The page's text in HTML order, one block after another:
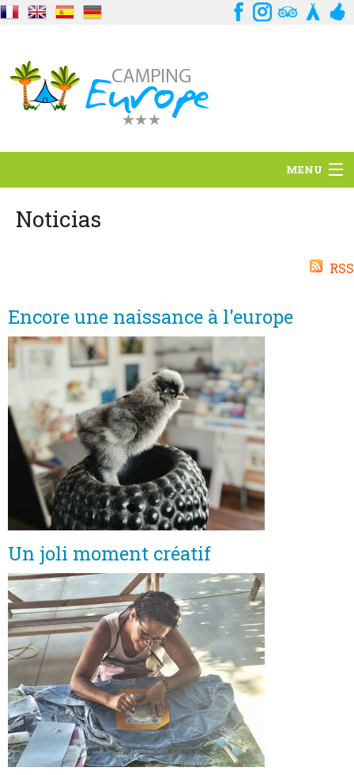
MENU
Situación
Contacto
Situación y acceso
Formulario de contacto
Documentación
Noticias
Casa móvil y tarifas
Habitación por noche y precios
Noticias
RSS
Encore une naissance à l'europe
Un joli moment créatif